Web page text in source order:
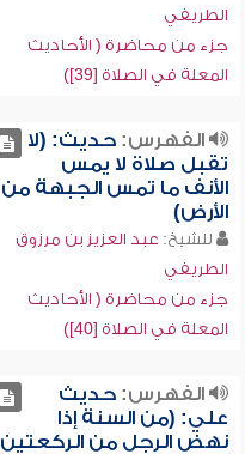
الطريفي
جزء من محاضرة ( الأحاديث
المعلة في الصلاة [39])
الفهرس:حديث: (لا
تقبل صلاة لا يمس
الأنف ما تمس الجبهة من
الأرض)
للشيخ: عبد العزيز بن مرزوق
الطريفي
جزء من محاضرة ( الأحاديث
المعلة في الصلاة [40])
الفهرس:حديث
علي: (من السنة إذا
نهض الرجل من الركعتين